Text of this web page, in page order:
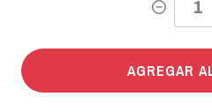
AGREGAR